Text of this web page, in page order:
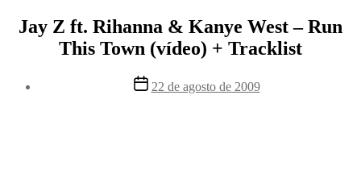
Jay Z ft. Rihanna & Kanye West – Run
This Town (vídeo) + Tracklist
Fecha22 de agosto de 2009